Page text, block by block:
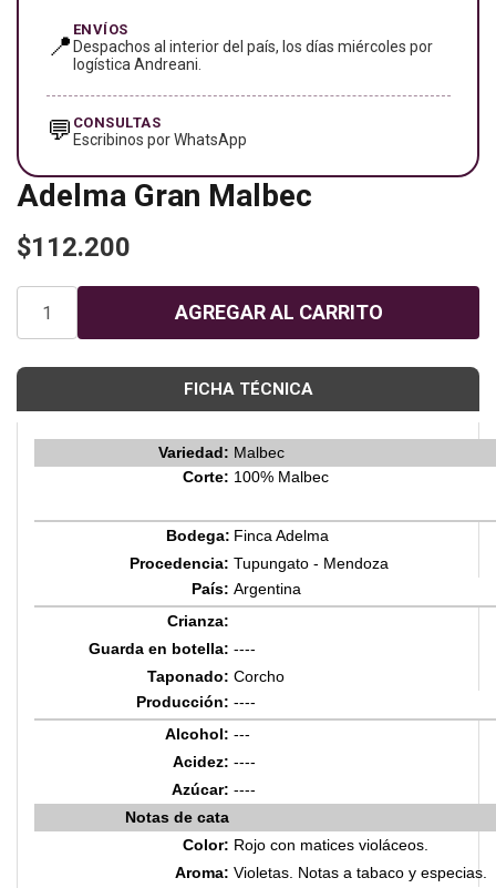
📍
ENVÍOS
Despachos al interior del país, los días miércoles por
logística Andreani.
💬 CONSULTAS
Escribinos por WhatsApp
Adelma Gran Malbec
$112.200
FICHA TÉCNICA
Variedad: Malbec
Corte: 100% Malbec
Bodega: Finca Adelma
Procedencia: Tupungato - Mendoza
País: Argentina
Crianza:
Guarda en botella: ----
Taponado: Corcho
Producción: ----
Alcohol: ---
Acidez: ----
Azúcar: ----
Notas de cata
Color: Rojo con matices violáceos.
Aroma: Violetas. Notas a tabaco y especias.